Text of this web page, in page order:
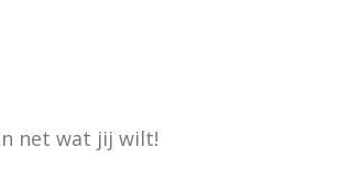
net wat jij wilt!